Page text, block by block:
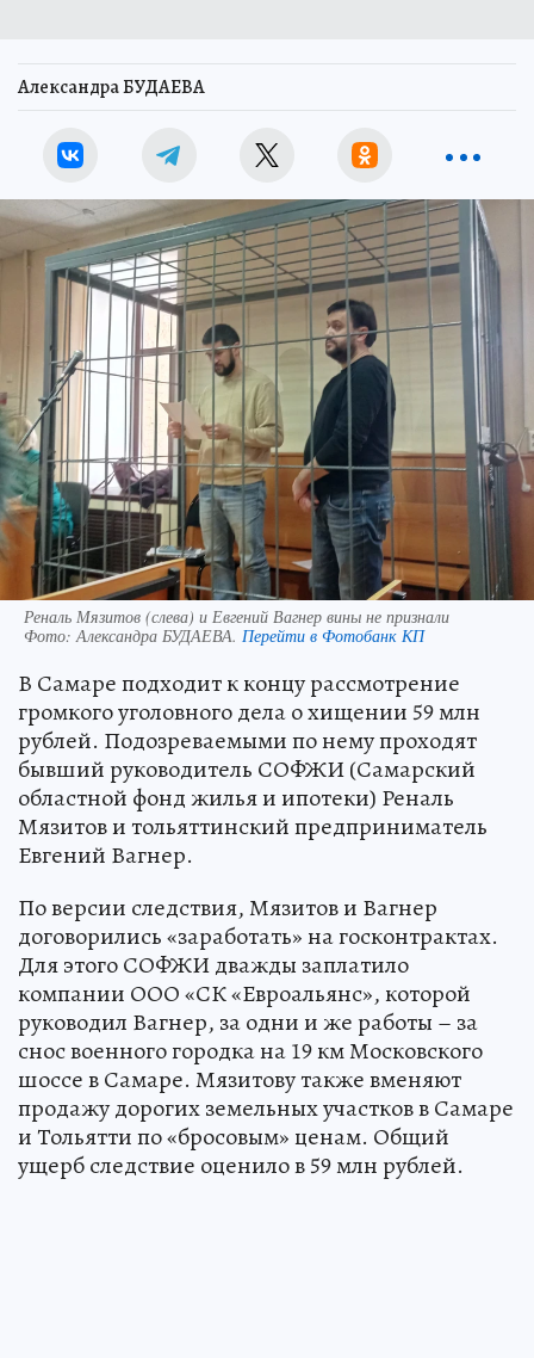
Александра БУДАЕВА
Реналь Мязитов (слева) и Евгений Вагнер вины не признали
Фото:Александра БУДАЕВА. Перейти в Фотобанк КП
В Самаре подходит к концу рассмотрение
громкого уголовного дела о хищении 59 млн
рублей. Подозреваемыми по нему проходят
бывший руководитель СОФЖИ (Самарский
областной фонд жилья и ипотеки) Реналь
Мязитов и тольяттинский предприниматель
Евгений Вагнер.
По версии следствия, Мязитов и Вагнер
договорились «заработать» на госконтрактах.
Для этого СОФЖИ дважды заплатило
компании ООО «СК «Евроальянс», которой
руководил Вагнер, за одни и же работы – за
снос военного городка на 19 км Московского
шоссе в Самаре. Мязитову также вменяют
продажу дорогих земельных участков в Самаре
и Тольятти по «бросовым» ценам. Общий
ущерб следствие оценило в 59 млн рублей.